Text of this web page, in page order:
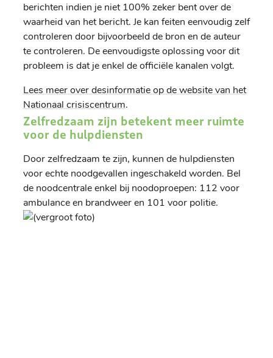
berichten indien je niet 100% zeker bent over de
waarheid van het bericht. Je kan feiten eenvoudig zelf
controleren door bijvoorbeeld de bron en de auteur
te controleren. De eenvoudigste oplossing voor dit
probleem is dat je enkel de officiële kanalen volgt.
Lees meer over desinformatie op de website van het
Nationaal crisiscentrum.
Zelfredzaam zijn betekent meer ruimte
voor de hulpdiensten
Door zelfredzaam te zijn, kunnen de hulpdiensten
voor echte noodgevallen ingeschakeld worden. Bel
de noodcentrale enkel bij noodoproepen: 112 voor
ambulance en brandweer en 101 voor politie.